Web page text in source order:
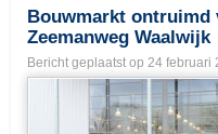
Bouwmarkt ontruimd
Zeemanweg Waalwijk
Bericht geplaatst op 24 februari